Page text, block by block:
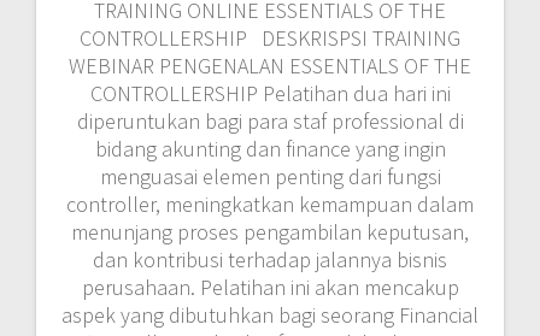
kompleknya materi pelatihan Essentials of the
Controllership ini bagi peserta, dibutuhkan
training provider yang berpengalaman di
bidangnya agar tidak membuat peserta tidak
menjadi cepat bosan dan jenuh dalam
mendalami bidang teknik ini. TUJUAN TRAINING
KONSEP CONTROLLERSHIP UNTUK PRAKERJA
Dengan mengikuti pelatihan Essentials of the
Controllership Peserta dapat berbagi
pengetahuan / sharing knowledge mengenai
Essentials of the Controllership dengan peserta
dari perusahaan lain yang bergerak di bidang